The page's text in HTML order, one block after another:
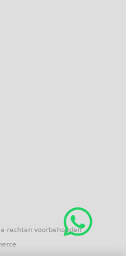
rechten voorbehouden